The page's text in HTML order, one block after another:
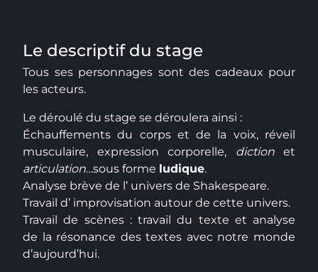
Le descriptif du stage
Tous ses personnages sont des cadeaux pour
les acteurs.
Le déroulé du stage se déroulera ainsi :
Échauffements du corps et de la voix, réveil
musculaire, expression corporelle, dictionet
articulation…sous forme ludique.
Analyse brève de l’ univers de Shakespeare.
Travail d’ improvisation autour de cette univers.
Travail de scènes : travail du texte et analyse
de la résonance des textes avec notre monde
d’aujourd’hui.